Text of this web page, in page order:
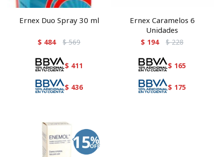
Ernex Duo Spray 30 ml
$ 484 $ 569
$ 411
$ 436
Ernex Caramelos 6
Unidades
$ 194 $ 228
$ 165
$ 175